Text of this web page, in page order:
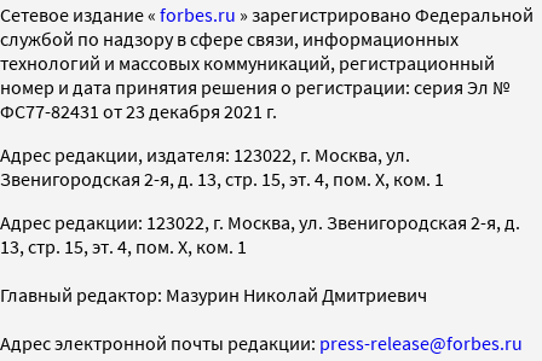
Cетевое издание « forbes.ru » зарегистрировано Федеральной
службой по надзору в сфере связи, информационных
технологий и массовых коммуникаций, регистрационный
номер и дата принятия решения о регистрации: серия Эл №
ФС77-82431 от 23 декабря 2021 г.
Адрес редакции, издателя: 123022, г. Москва, ул.
Звенигородская 2-я, д. 13, стр. 15, эт. 4, пом. X, ком. 1
Адрес редакции: 123022, г. Москва, ул. Звенигородская 2-я, д.
13, стр. 15, эт. 4, пом. X, ком. 1
Главный редактор: Мазурин Николай Дмитриевич
Адрес электронной почты редакции: press-release@forbes.ru